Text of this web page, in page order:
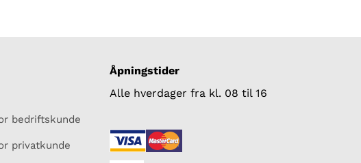
bedriftskunde
privatkunde
Åpningstider
Alle hverdager fra kl. 08 til 16